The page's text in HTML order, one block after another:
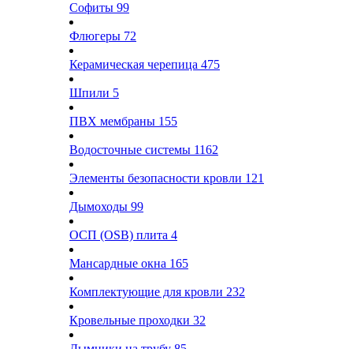
Софиты 99
Флюгеры 72
Керамическая черепица 475
Шпили 5
ПВХ мембраны 155
Водосточные системы 1162
Элементы безопасности кровли 121
Дымоходы 99
ОСП (OSB) плита 4
Мансардные окна 165
Комплектующие для кровли 232
Кровельные проходки 32